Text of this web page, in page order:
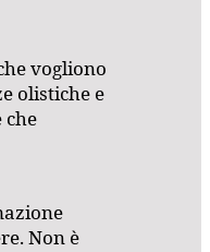
vogliono
olistiche e
che
Non è